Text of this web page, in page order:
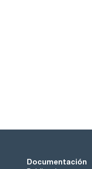
Documentación